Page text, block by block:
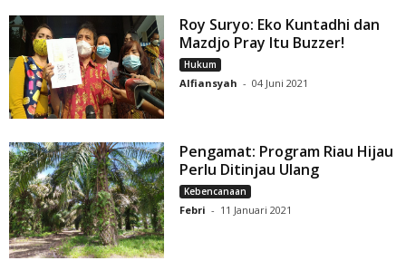
Roy Suryo: Eko Kuntadhi dan
Mazdjo Pray Itu Buzzer!
Hukum
Alfiansyah - 04 Juni 2021
Pengamat: Program Riau Hijau
Perlu Ditinjau Ulang
Kebencanaan
Febri - 11 Januari 2021